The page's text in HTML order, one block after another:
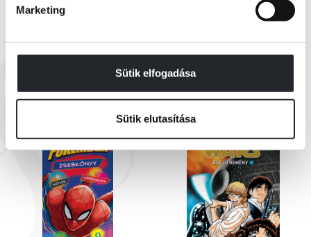
Marketing
Sütik elfogadása
Sütik elutasítása
EZEK IS ÉRDEKELHETNEK